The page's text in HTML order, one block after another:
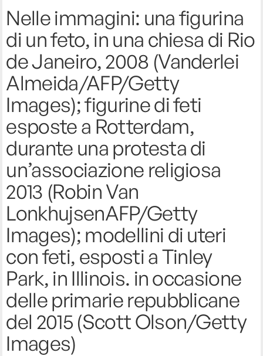
Nelle immagini: una figurina
di un feto, in una chiesa di Rio
de Janeiro, 2008 (Vanderlei
Almeida/AFP/Getty
Images); figurine di feti
esposte a Rotterdam,
durante una protesta di
un’associazione religiosa
2013 (Robin Van
LonkhujsenAFP/Getty
Images); modellini di uteri
con feti, esposti a Tinley
Park, in Illinois. in occasione
delle primarie repubblicane
del 2015 (Scott Olson/Getty
Images)